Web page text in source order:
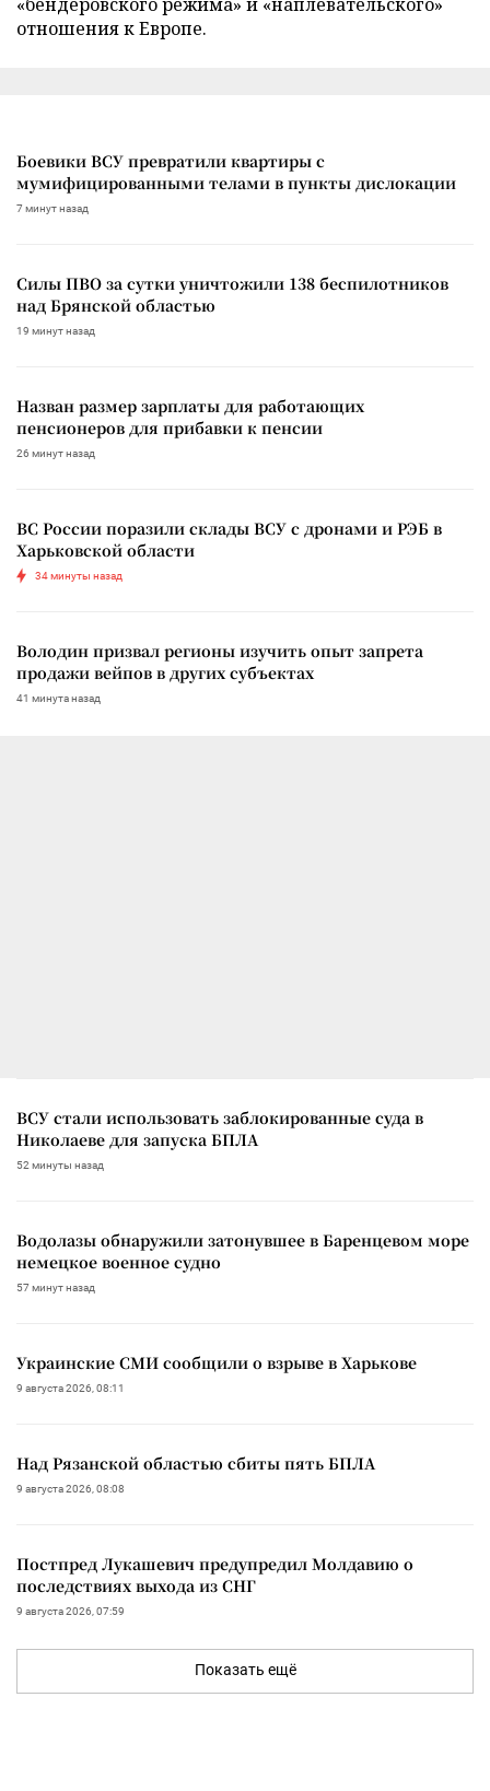
отношения к Европе.
Боевики ВСУ превратили квартиры с
мумифицированными телами в пункты дислокации
7 минут назад
Силы ПВО за сутки уничтожили 138 беспилотников
над Брянской областью
19 минут назад
Назван размер зарплаты для работающих
пенсионеров для прибавки к пенсии
26 минут назад
ВС России поразили склады ВСУ с дронами и РЭБ в
Харьковской области
34 минуты назад
Володин призвал регионы изучить опыт запрета
продажи вейпов в других субъектах
41 минута назад
ВСУ стали использовать заблокированные суда в
Николаеве для запуска БПЛА
52 минуты назад
Водолазы обнаружили затонувшее в Баренцевом море
немецкое военное судно
57 минут назад
Украинские СМИ сообщили о взрыве в Харькове
9 августа 2026, 08:11
Над Рязанской областью сбиты пять БПЛА
9 августа 2026, 08:08
Постпред Лукашевич предупредил Молдавию о
последствиях выхода из СНГ
9 августа 2026, 07:59
Показать ещё